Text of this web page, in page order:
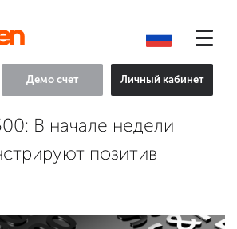
Демо счет Личный кабинет
В начале недели
позитив